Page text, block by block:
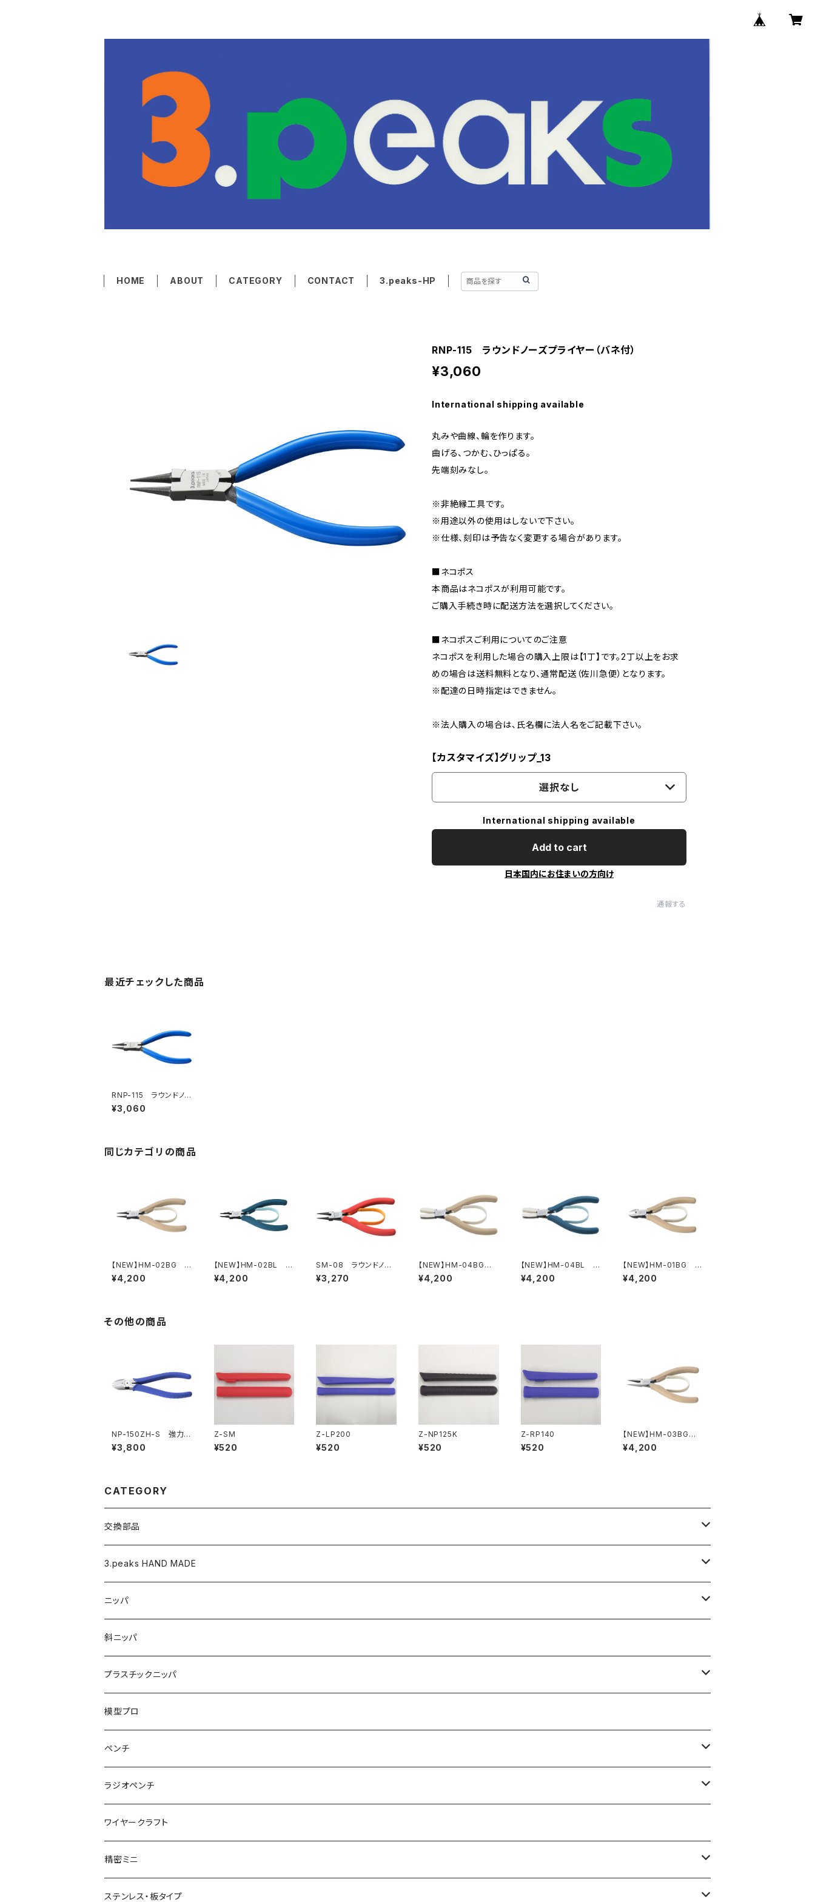
HOME ABOUT CATEGORY CONTACT 3.peaks-HP
RNP-115 ラウンドノーズプライヤー（バネ付）
¥3,060
International shipping available
丸みや曲線、輪を作ります。
曲げる、つかむ、ひっぱる。
先端刻みなし。
※非絶縁工具です。
※用途以外の使用はしないで下さい。
※仕様、刻印は予告なく変更する場合があります。
■ネコポス
本商品はネコポスが利用可能です。
ご購入手続き時に配送方法を選択してください。
■ネコポスご利用についてのご注意
ネコポスを利用した場合の購入上限は【1丁】です。2丁以上をお求
めの場合は送料無料となり、通常配送（佐川急便）となります。
※配達の日時指定はできません。
※法人購入の場合は、氏名欄に法人名をご記載下さい。
【カスタマイズ】グリップ_13
選択なし
International shipping available
Add to cart
日本国内にお住まいの方向け
通報する
最近チェックした商品
RNP-115 ラウンドノ
ーズプライヤー（バネ
付）
¥3,060
同じカテゴリの商品
【NEW】HM-02BG
丸ペンチ（ライトベージ
ュ）
¥4,200
【NEW】HM-02BL 丸
ペンチ（ピーコックブル
ー）
¥4,200
SM-08 ラウンドノー
ズプライヤー
¥3,270
【NEW】HM-04BG
ナイロンジョープライヤ
ー（ライトベージュ）
¥4,200
【NEW】HM-04BL ナ
イロンジョープライヤー
（ピーコックブルー）
¥4,200
【NEW】HM-01BG ニ
ッパ（ライトベージュ）
¥4,200
その他の商品
NP-150ZH-S 強力ニ
ッパ（バネ付・刃穴付）
¥3,800
Z-SM
¥520
Z-LP200
¥520
Z-NP125K
¥520
Z-RP140
¥520
【NEW】HM-03BG
平ペンチ（ライトベージ
ュ）
¥4,200
CATEGORY
交換部品
バネ
ナイロンジョープライヤー用 替えくわえ部
くちプラ用替えくわえ部
ハンマープライヤー用
グリップ
3.peaks HAND MADE
ニッパ
丸ペンチ
平ペンチ
ナイロンジョープライヤー
ニッパ
強力ニッパ
かるいニッパ
新サイズ強力ニッパ
パワーニッパ
ピアノ線強力ニッパ
結束バンド2WAYニッパ
結束バンドひっぱりニッパ
電工Fニッパ
斜ニッパ
プラスチックニッパ
プラスチックニッパ
かるいプラスチックニッパ
ミニプラスチックニッパ
マイクロプラスチックニッパ
模型プロ 片刃プラニッパ
片刃プラニッパ
模型プロ
ペンチ
ペンチ
かるいペンチ
新サイズペンチ
かるいパワーペンチ
ラジオペンチ
ラジオペンチ
かるいラジオペンチ
新サイズラジオペンチ
ワイヤークラフト
精密ミニ
ミニマイクロニッパ
ステンレス・板タイプ